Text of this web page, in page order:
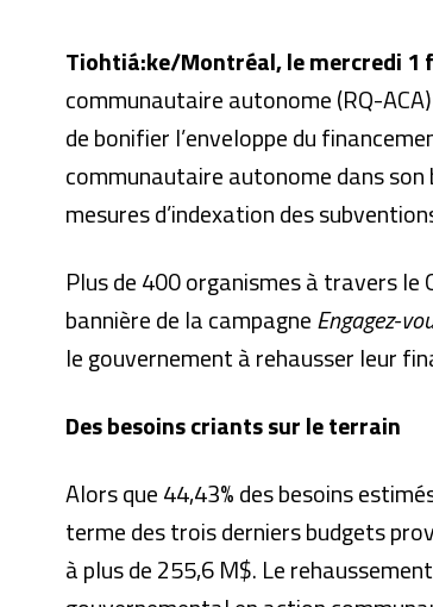
Tiohtiá:ke/Montréal, le mercredi 1
communautaire autonome (RQ-
de bonifier l’enveloppe du
communautaire autonome dans
mesures d’indexation des
Plus de 400 organismes à travers
bannière de la campagneEngagez-
le gouvernement à rehausser leur
Des besoins criants sur le terrain
Alors que 44,43% des besoins
terme des trois derniers budgets
à plus de 255,6 M$. Le